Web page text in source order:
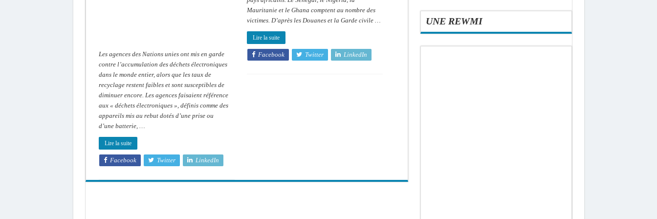
Les agences des Nations unies ont mis en garde
contre l’accumulation des déchets électroniques
dans le monde entier, alors que les taux de
recyclage restent faibles et sont susceptibles de
diminuer encore. Les agences faisaient référence
aux « déchets électroniques », définis comme des
appareils mis au rebut dotés d’une prise ou
d’une batterie, …
Lire la suite
Facebook Twitter LinkedIn
Mauritanie et le Ghana comptent au nombre des
victimes. D’après les Douanes et la Garde civile …
Lire la suite
Facebook Twitter LinkedIn
UNE REWMI